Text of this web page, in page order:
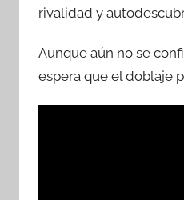
rivalidad y
Aunque aún no se
espera que el doblaje